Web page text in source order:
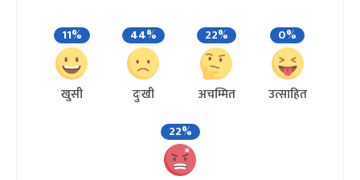
11%
खुसी
44%
दुःखी
22%
अचम्मित
0%
उत्साहित
22%